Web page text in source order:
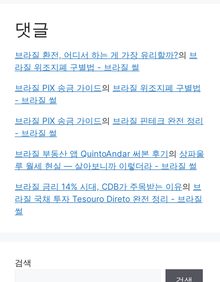
댓글
브라질 환전, 어디서 하는 게 가장 유리할까?의 브
라질 위조지폐 구별법 - 브라질 썰
브라질 PIX 송금 가이드의 브라질 위조지폐 구별법
- 브라질 썰
브라질 PIX 송금 가이드의 브라질 핀테크 완전 정리
- 브라질 썰
브라질 부동산 앱 QuintoAndar 써본 후기의 상파울
루 월세 현실 — 살아보니까 이렇더라 - 브라질 썰
브라질 금리 14% 시대, CDB가 주목받는 이유의 브
라질 국채 투자 Tesouro Direto 완전 정리 - 브라질
썰
검색